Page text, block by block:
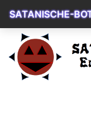
SATANISCHE-